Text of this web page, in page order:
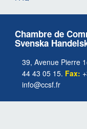
Chambre de
Svenska
39, Avenue Pierre
44 43 05 15. Fax:
info@ccsf.fr